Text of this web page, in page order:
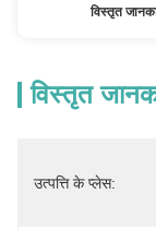
विस्तृत
विस्तृत
उत्पत्ति के प्लेस: